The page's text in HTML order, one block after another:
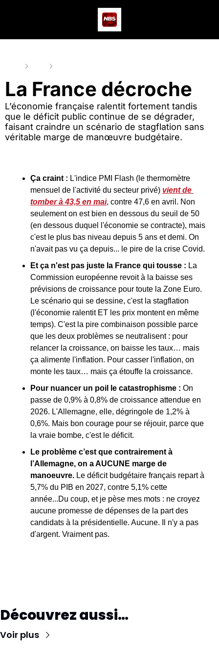
La France décroche
L’économie française ralentit fortement tandis
que le déficit public continue de se dégrader,
faisant craindre un scénario de stagflation sans
véritable marge de manœuvre budgétaire.
Ça craint : L'indice PMI Flash (le thermomètre
mensuel de l'activité du secteur privé) vient de
tomber à 43,5 en mai, contre 47,6 en avril. Non
seulement on est bien en dessous du seuil de 50
(en dessous duquel l'économie se contracte), mais
c'est le plus bas niveau depuis 5 ans et demi. On
n'avait pas vu ça depuis... le pire de la crise Covid.
Et ça n'est pas juste la France qui tousse : La
Commission européenne revoit à la baisse ses
prévisions de croissance pour toute la Zone Euro.
Le scénario qui se dessine, c'est la stagflation
(l'économie ralentit ET les prix montent en même
temps). C'est la pire combinaison possible parce
que les deux problèmes se neutralisent : pour
relancer la croissance, on baisse les taux… mais
ça alimente l'inflation. Pour casser l'inflation, on
monte les taux… mais ça étouffe la croissance.
Pour nuancer un poil le catastrophisme : On
passe de 0,9% à 0,8% de croissance attendue en
2026. L'Allemagne, elle, dégringole de 1,2% à
0,6%. Mais bon courage pour se réjouir, parce que
la vraie bombe, c'est le déficit.
Le problème c’est que contrairement à
l’Allemagne, on a AUCUNE marge de
manoeuvre. Le déficit budgétaire français repart à
5,7% du PIB en 2027, contre 5,1% cette
année...Du coup, et je pèse mes mots : ne croyez
aucune promesse de dépenses de la part des
candidats à la présidentielle. Aucune. Il n'y a pas
d'argent. Vraiment pas.
Découvrez aussi…
Voir plus